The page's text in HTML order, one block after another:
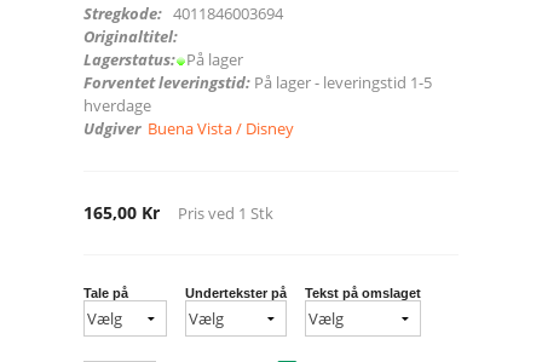
Stregkode: 4011846003694
Originaltitel:
Lagerstatus: På lager
Forventet leveringstid: På lager - leveringstid 1-5
hverdage
Udgiver Buena Vista / Disney
165,00 Kr Pris ved 1 Stk
Tale på Undertekster på Tekst på omslaget